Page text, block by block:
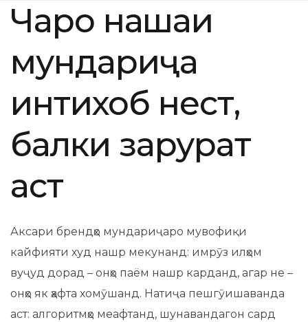
Чаро нақшаи
мундариҷа
интихоб нест,
балки зарурат
аст
Аксари брендҳо мундариҷаро мувофиқи
кайфияти худ нашр мекунанд: имрӯз илҳом
вуҷуд дорад – онҳо паём нашр карданд, агар не –
онҳо як ҳафта хомӯшанд. Натиҷа пешгӯишаванда
аст: алгоритмҳо меафтанд, шунавандагон сард